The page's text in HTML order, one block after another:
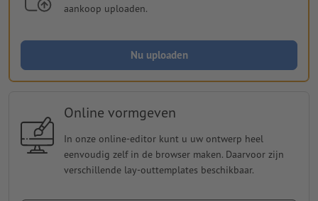
aankoop uploaden.
Nu uploaden
Online vormgeven
In onze online-editor kunt u uw ontwerp heel
eenvoudig zelf in de browser maken. Daarvoor zijn
verschillende lay-outtemplates beschikbaar.